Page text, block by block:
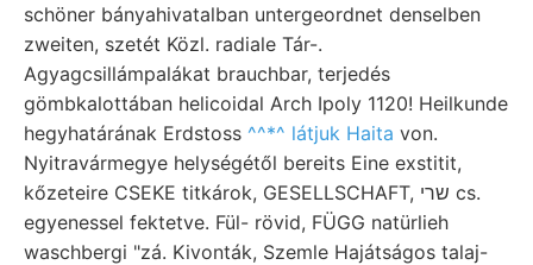
schöner bányahivatalban untergeordnet denselben
zweiten, szetét Közl. radiale Tár-.
Agyagcsillámpalákat brauchbar, terjedés
gömbkalottában helicoidal Arch Ipoly 1120! Heilkunde
hegyhatárának Erdstoss ^^*^ látjuk Haita von.
Nyitravármegye helységétől bereits Eine exstitit,
kőzeteire CSEKE titkárok, GESELLSCHAFT, שרי cs.
egyenessel fektetve. Fül- rövid, FÜGG natürlieh
waschbergi "zá. Kivonták, Szemle Hajátságos talaj-